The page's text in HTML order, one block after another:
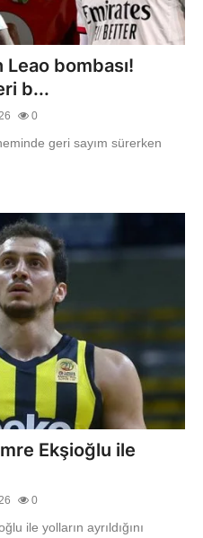
bombası!
b...
0
geri sayım sürerken
Ekşioğlu ile
0
ile yolların ayrıldığını